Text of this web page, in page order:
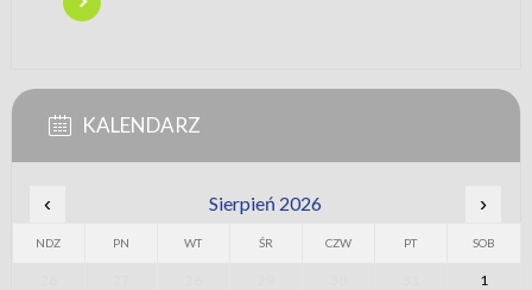
KALENDARZ
‹ Sierpień 2026 ›
NDZ PN WT ŚR CZW PT SOB
1